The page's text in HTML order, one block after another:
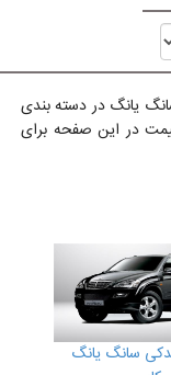
یانگ در دسته بندی
در این صفحه برای
سانگ یانگ